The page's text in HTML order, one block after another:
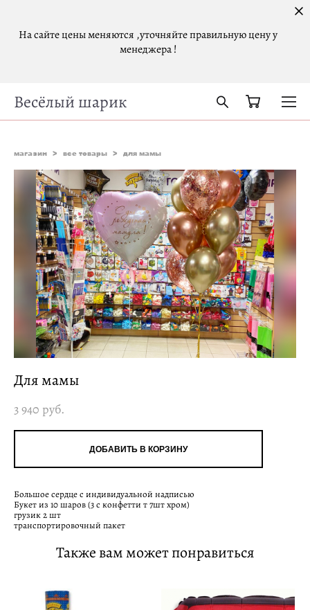
На сайте цены меняются ,уточняйте правильную цену у
менеджера !
Весёлый шарик
магазин > все товары > для мамы
Для мамы
3 940 pуб.
ДОБАВИТЬ В КОРЗИНУ
Большое сердце с индивидуальной надписью
Букет из 10 шаров (3 с конфетти т 7шт хром)
грузик 2 шт
транспортировочный пакет
Также вам может понравиться